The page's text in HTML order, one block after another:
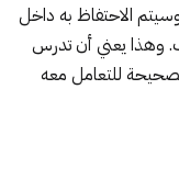
الاحتفاظ به داخل
وهذا يعني أن تدرس
للتعامل معه